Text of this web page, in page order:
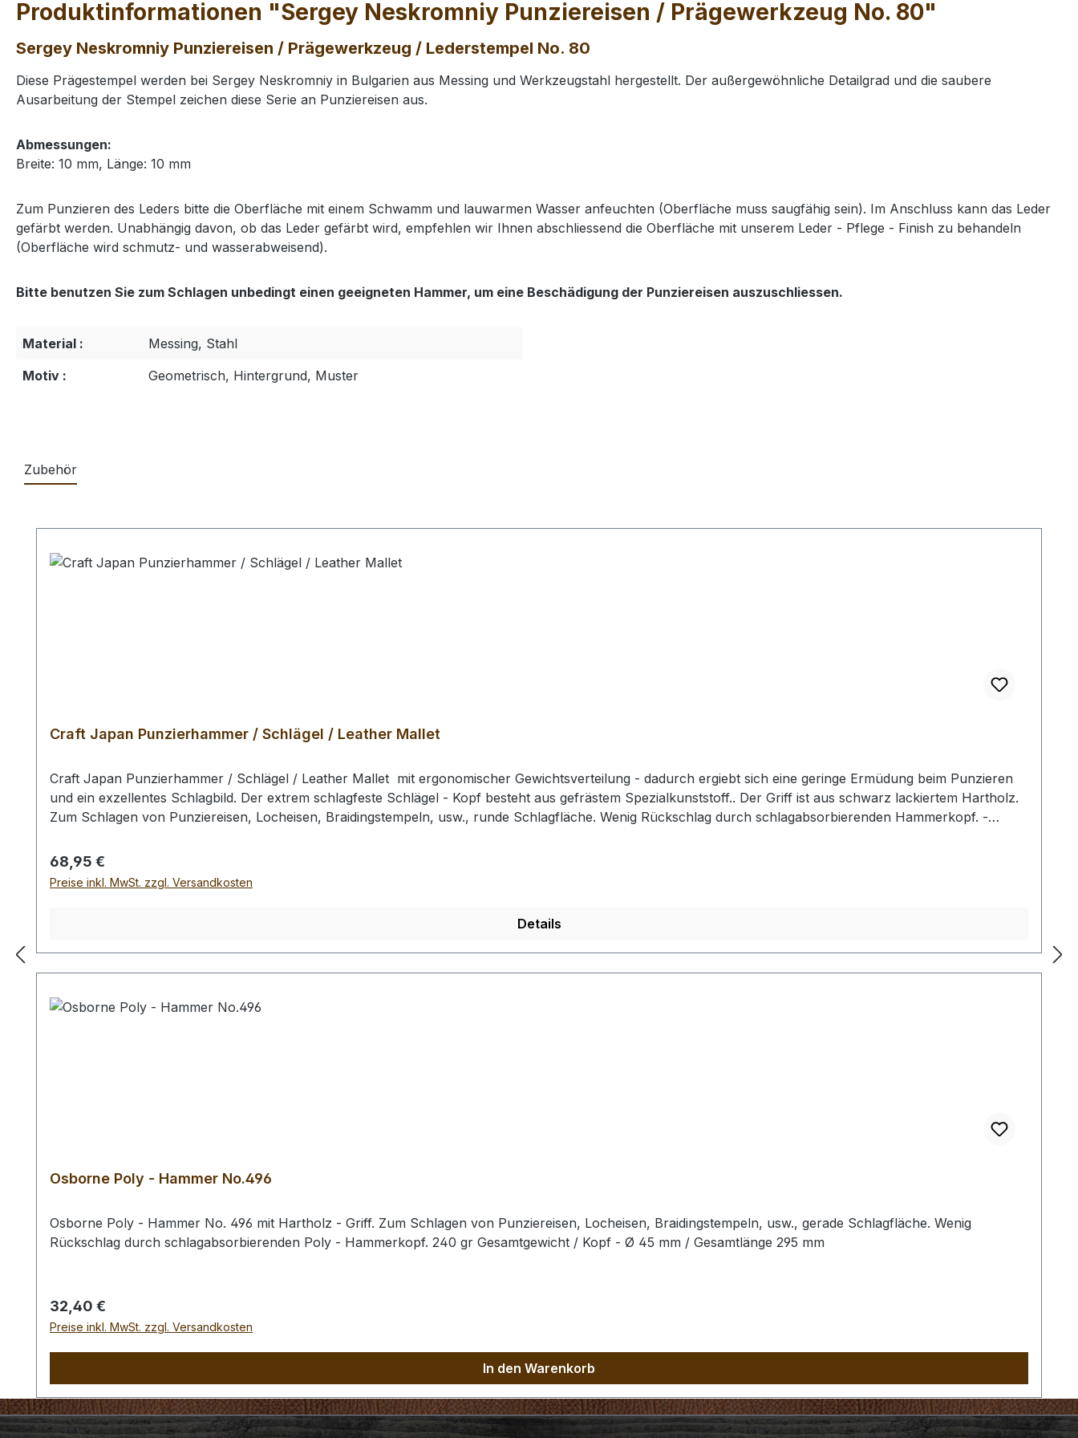
Produktinformationen "Sergey Neskromniy Punziereisen / Prägewerkzeug No. 80"
Sergey Neskromniy Punziereisen / Prägewerkzeug / Lederstempel No. 80
Diese Prägestempel werden bei Sergey Neskromniy in Bulgarien aus Messing und Werkzeugstahl hergestellt. Der außergewöhnliche Detailgrad und die saubere
Ausarbeitung der Stempel zeichen diese Serie an Punziereisen aus.
Abmessungen:
Breite: 10 mm, Länge: 10 mm
Zum Punzieren des Leders bitte die Oberfläche mit einem Schwamm und lauwarmen Wasser anfeuchten (Oberfläche muss saugfähig sein). Im Anschluss kann das Leder
gefärbt werden. Unabhängig davon, ob das Leder gefärbt wird, empfehlen wir Ihnen abschliessend die Oberfläche mit unserem Leder - Pflege - Finish zu behandeln
(Oberfläche wird schmutz- und wasserabweisend).
Bitte benutzen Sie zum Schlagen unbedingt einen geeigneten Hammer, um eine Beschädigung der Punziereisen auszuschliessen.
Material :
Messing, Stahl
Motiv :
Geometrisch, Hintergrund, Muster
Zubehör
Craft Japan Punzierhammer / Schlägel / Leather Mallet
Craft Japan Punzierhammer / Schlägel / Leather Mallet mit ergonomischer Gewichtsverteilung - dadurch ergiebt sich eine geringe Ermüdung beim Punzieren
und ein exzellentes Schlagbild. Der extrem schlagfeste Schlägel - Kopf besteht aus gefrästem Spezialkunststoff.. Der Griff ist aus schwarz lackiertem Hartholz.
Zum Schlagen von Punziereisen, Locheisen, Braidingstempeln, usw., runde Schlagfläche. Wenig Rückschlag durch schlagabsorbierenden Hammerkopf. -
gr / Kopf-Ø: 55 mm Bei einer Bestellung 1 Stück erhalten Sie 1 Craft Japan Punzierhammer / Schlägel / Leather Mallet der gewählten Ausführung.
Regulärer Preis:
68,95 €
Preise inkl. MwSt. zzgl. Versandkosten
Details
Osborne Poly - Hammer No.496
Osborne Poly - Hammer No. 496 mit Hartholz - Griff. Zum Schlagen von Punziereisen, Locheisen, Braidingstempeln, usw., gerade Schlagfläche. Wenig
Rückschlag durch schlagabsorbierenden Poly - Hammerkopf. 240 gr Gesamtgewicht / Kopf - Ø 45 mm / Gesamtlänge 295 mm
Regulärer Preis:
32,40 €
Preise inkl. MwSt. zzgl. Versandkosten
In den Warenkorb